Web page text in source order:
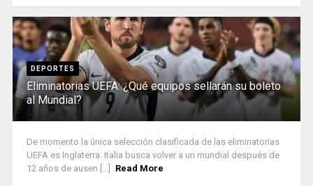
DEPORTES
Eliminatorias UEFA: ¿Qué equipos sellarán su boleto
al Mundial?
De momento la única selección clasificada de las eliminatorias
UEFA es Inglaterra. Italia busca volver a un mundial después de
12 años de ausen [...]
Read More